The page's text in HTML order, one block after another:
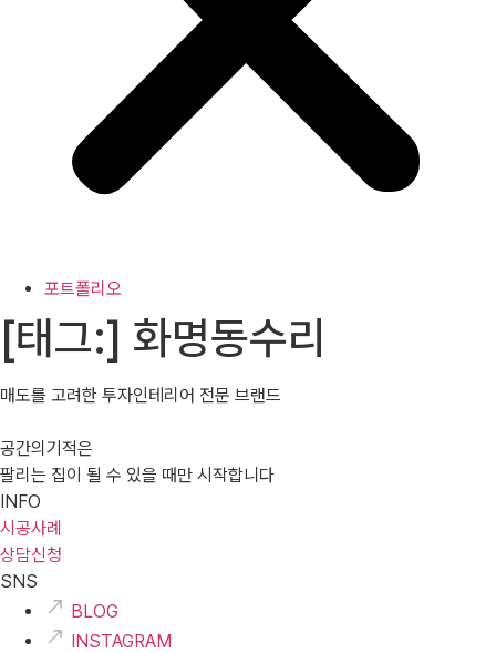
포트폴리오
[태그:] 화명동수리
매도를 고려한 투자인테리어 전문 브랜드
공간의기적은
팔리는 집이 될 수 있을 때만 시작합니다
INFO
시공사례
상담신청
SNS
BLOG
INSTAGRAM